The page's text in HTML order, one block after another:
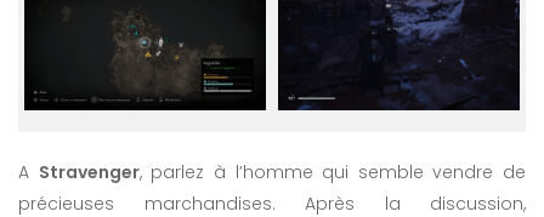
A Stravenger, parlez à l’homme qui semble vendre de
précieuses marchandises. Après la discussion,